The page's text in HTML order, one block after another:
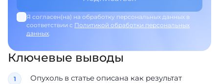
Я согласен(на) на обработку персональных данных в
соответствии с Политикой обработки персональных
данных.
Ключевые выводы
Опухоль в статье описана как результат